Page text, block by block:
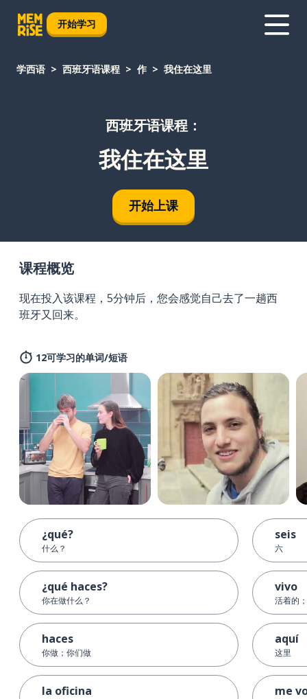
开始学习
学西语 西班牙语课程 作 我住在这里
西班牙语课程：
我住在这里
开始上课
课程概览
现在投入该课程，5分钟后，您会感觉自己去了一趟西
班牙又回来。
12可学习的单词/短语
¿qué?
什么？
¿qué haces?
你在做什么？
haces
你做；你们做
la oficina
seis
六
vivo
活着的
aquí
这里
me